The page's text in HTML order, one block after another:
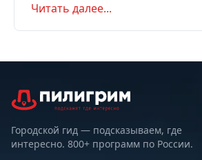
самостоятельно или с туром.
Читать далее...
Городской гид — подсказываем, где
интересно. 800+ программ по России.